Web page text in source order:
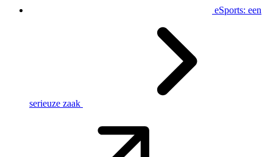
eSports: een
serieuze zaak